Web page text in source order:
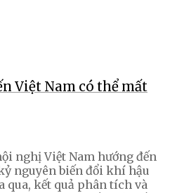
Việt Nam có thể mất
nghị Việt Nam hướng đến
nguyên biến đổi khí hậu
qua, kết quả phân tích và